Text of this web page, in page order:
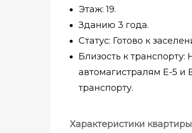
Этаж: 19.
Зданию 3 года.
Статус: Готово к
Близость к транспорту:
автомагистралям E-5 и
транспорту.
Характеристики